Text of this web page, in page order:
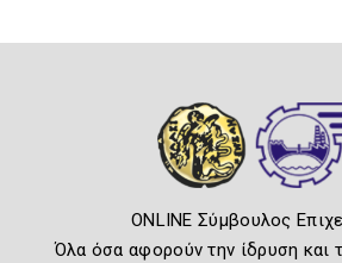
ONLINE Σύμβουλος
Όλα όσα αφορούν την ίδρυση και